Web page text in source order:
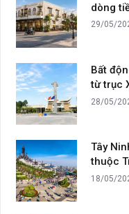
dòng
29/05/
Bất
từ trục
28/05/
Tây
thuộc
18/05/